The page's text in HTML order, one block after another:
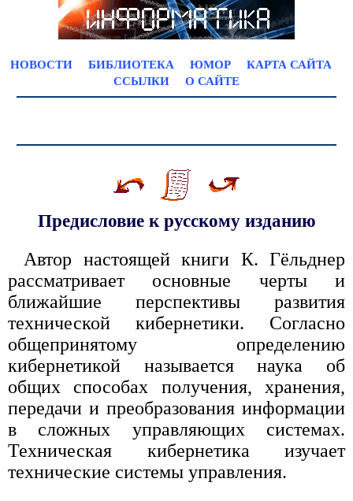
НОВОСТИ БИБЛИОТЕКА ЮМОР
КАРТА САЙТА
ССЫЛКИ
О САЙТЕ
Предисловие к русскому изданию
Автор настоящей книги К. Гёльднер
рассматривает основные черты и
ближайшие перспективы развития
технической кибернетики. Согласно
общепринятому определению
кибернетикой называется наука об
общих способах получения, хранения,
передачи и преобразования информации
в сложных управляющих системах.
Техническая кибернетика изучает
технические системы управления.